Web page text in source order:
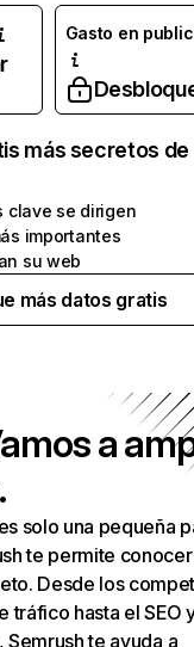
Gasto en
más secretos de
clave se dirigen
importantes
su web
más datos gratis
a
solo una pequeña
te permite
Desde los
tráfico hasta el SEO
te ayuda a